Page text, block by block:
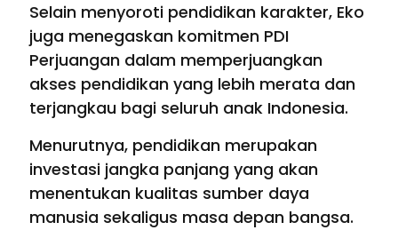
Selain menyoroti pendidikan karakter, Eko
juga menegaskan komitmen PDI
Perjuangan dalam memperjuangkan
akses pendidikan yang lebih merata dan
terjangkau bagi seluruh anak Indonesia.
Menurutnya, pendidikan merupakan
investasi jangka panjang yang akan
menentukan kualitas sumber daya
manusia sekaligus masa depan bangsa.